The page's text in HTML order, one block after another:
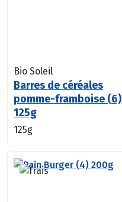
Bio Soleil
Barres de céréales
pomme-framboise (6)
125g
125g